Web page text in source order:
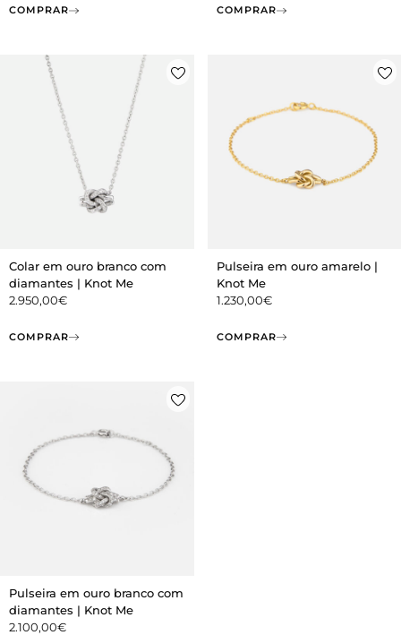
COMPRAR COMPRAR
Colar em ouro branco com
diamantes | Knot Me
2.950,00€
COMPRAR
Pulseira em ouro amarelo |
Knot Me
1.230,00€
COMPRAR
Pulseira em ouro branco com
diamantes | Knot Me
2.100,00€